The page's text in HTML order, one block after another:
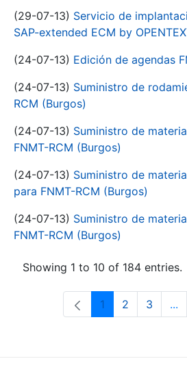
(29-07-13) Servicio de
SAP-extended ECM by
(24-07-13) Edición de agendas
(24-07-13) Suministro de
RCM (Burgos)
(24-07-13) Suministro de
FNMT-RCM (Burgos)
(24-07-13) Suministro de
para FNMT-RCM (Burgos)
(24-07-13) Suministro de
FNMT-RCM (Burgos)
Showing 1 to 10 of 184 entries.
Page
1 Page
2 Page
3 ...